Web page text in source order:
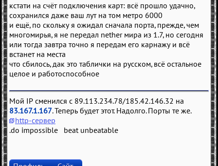
кстати на счёт подключения карт: всё прошло удачно,
сохранился даже ваш лут на том метро 6000
и ещё, по скольку я ожидал сначала порта, прежде, чем
многомирья, я не передал nether мира из 1.7, но сегодня
или тогда завтра точно я передам его карнажу и всё
встанет на места
что сбилось, дак это таблички на русском, всё остальное
целое и работоспособное
Мой IP сменился с 89.113.234.78/185.42.146.32 на
83.167.1.167. Теперь будет этот. Надолго. Порты те же.
http-сервер
.do impossible beat unbeatable